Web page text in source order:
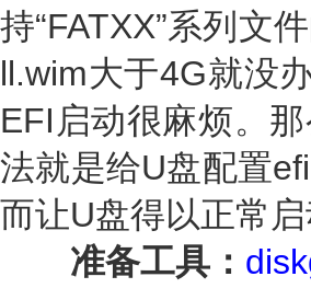
持“FATXX”系列文
ll.wim大于4G就没
EFI启动很麻烦。
法就是给U盘配置
而让U盘得以正常
准备工具：